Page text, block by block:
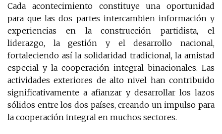
Cada acontecimiento constituye una oportunidad
para que las dos partes intercambien información y
experiencias en la construcción partidista, el
liderazgo, la gestión y el desarrollo nacional,
fortaleciendo así la solidaridad tradicional, la amistad
especial y la cooperación integral binacionales. Las
actividades exteriores de alto nivel han contribuido
significativamente a afianzar y desarrollar los lazos
sólidos entre los dos países, creando un impulso para
la cooperación integral en muchos sectores.